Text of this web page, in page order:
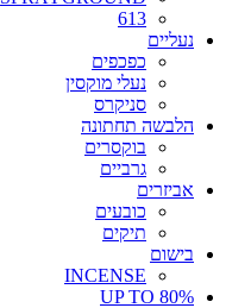
613
נעליים
כפכפים
נעלי מוקסין
סניקרס
הלבשה תחתונה
בוקסרים
גרביים
אביזרים
כובעים
תיקים
בישום
INCENSE
UP TO 80%